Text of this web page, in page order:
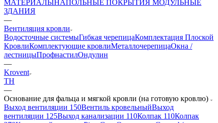
МАТЕРИАЛЫНАПОЛЬНЫЕ ПОКРЫТИЯ МОДУЛЬНЫЕ
ЗДАНИЯ
—
Вентиляция кровли
Водосточные системыГибкая черепицаКомплектация Плоской
КровлиКомплектующие кровлиМеталлочерепицаОкна /
лестницыПрофнастилОндулин
—
Krovent
ТН
—
Основание для фальца и мягкой кровли (на готовую кровлю)
Выход вентиляции 150Вентиль кровельныйВыход
вентиляции 125Выход канализации 110Колпак 110Колпак